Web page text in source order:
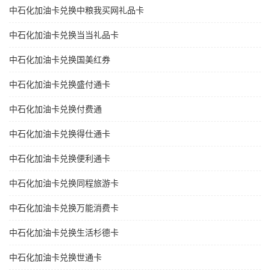
中石化加油卡兑换中粮我买网礼品卡
中石化加油卡兑换当当礼品卡
中石化加油卡兑换国美红券
中石化加油卡兑换盛付通卡
中石化加油卡兑换付费通
中石化加油卡兑换得仕通卡
中石化加油卡兑换便利通卡
中石化加油卡兑换同程旅游卡
中石化加油卡兑换万能消费卡
中石化加油卡兑换生活杉德卡
中石化加油卡兑换世通卡